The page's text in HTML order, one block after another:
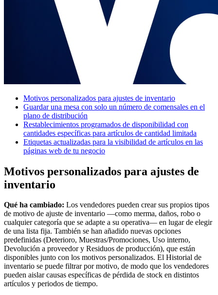
Contacta con el equipo de Ventas
Acerca de Square
Vista general
Cafeterías
Panaderías
Restaurantes
Bares y cervecerías
Vista general
Ropa y acesorios
Muebles y artículos para el hogar
Vinotecas y licorerías
Tiendas de alimentación y supermercados
Descubrir
Motivos personalizados para ajustes de inventario
Guardar una mesa con solo un número de comensales en el
plano de distribución
Restablecimientos programados de disponibilidad con
cantidades específicas para artículos de cantidad limitada
Etiquetas actualizadas para la visibilidad de artículos en las
páginas web de tu negocio
Motivos personalizados para ajustes de
inventario
Qué ha cambiado: Los vendedores pueden crear sus propios tipos
de motivo de ajuste de inventario —como merma, daños, robo o
cualquier categoría que se adapte a su operativa— en lugar de elegir
de una lista fija. También se han añadido nuevas opciones
predefinidas (Deterioro, Muestras/Promociones, Uso interno,
Devolución a proveedor y Residuos de producción), que están
disponibles junto con los motivos personalizados. El Historial de
inventario se puede filtrar por motivo, de modo que los vendedores
pueden aislar causas específicas de pérdida de stock en distintos
artículos y periodos de tiempo.